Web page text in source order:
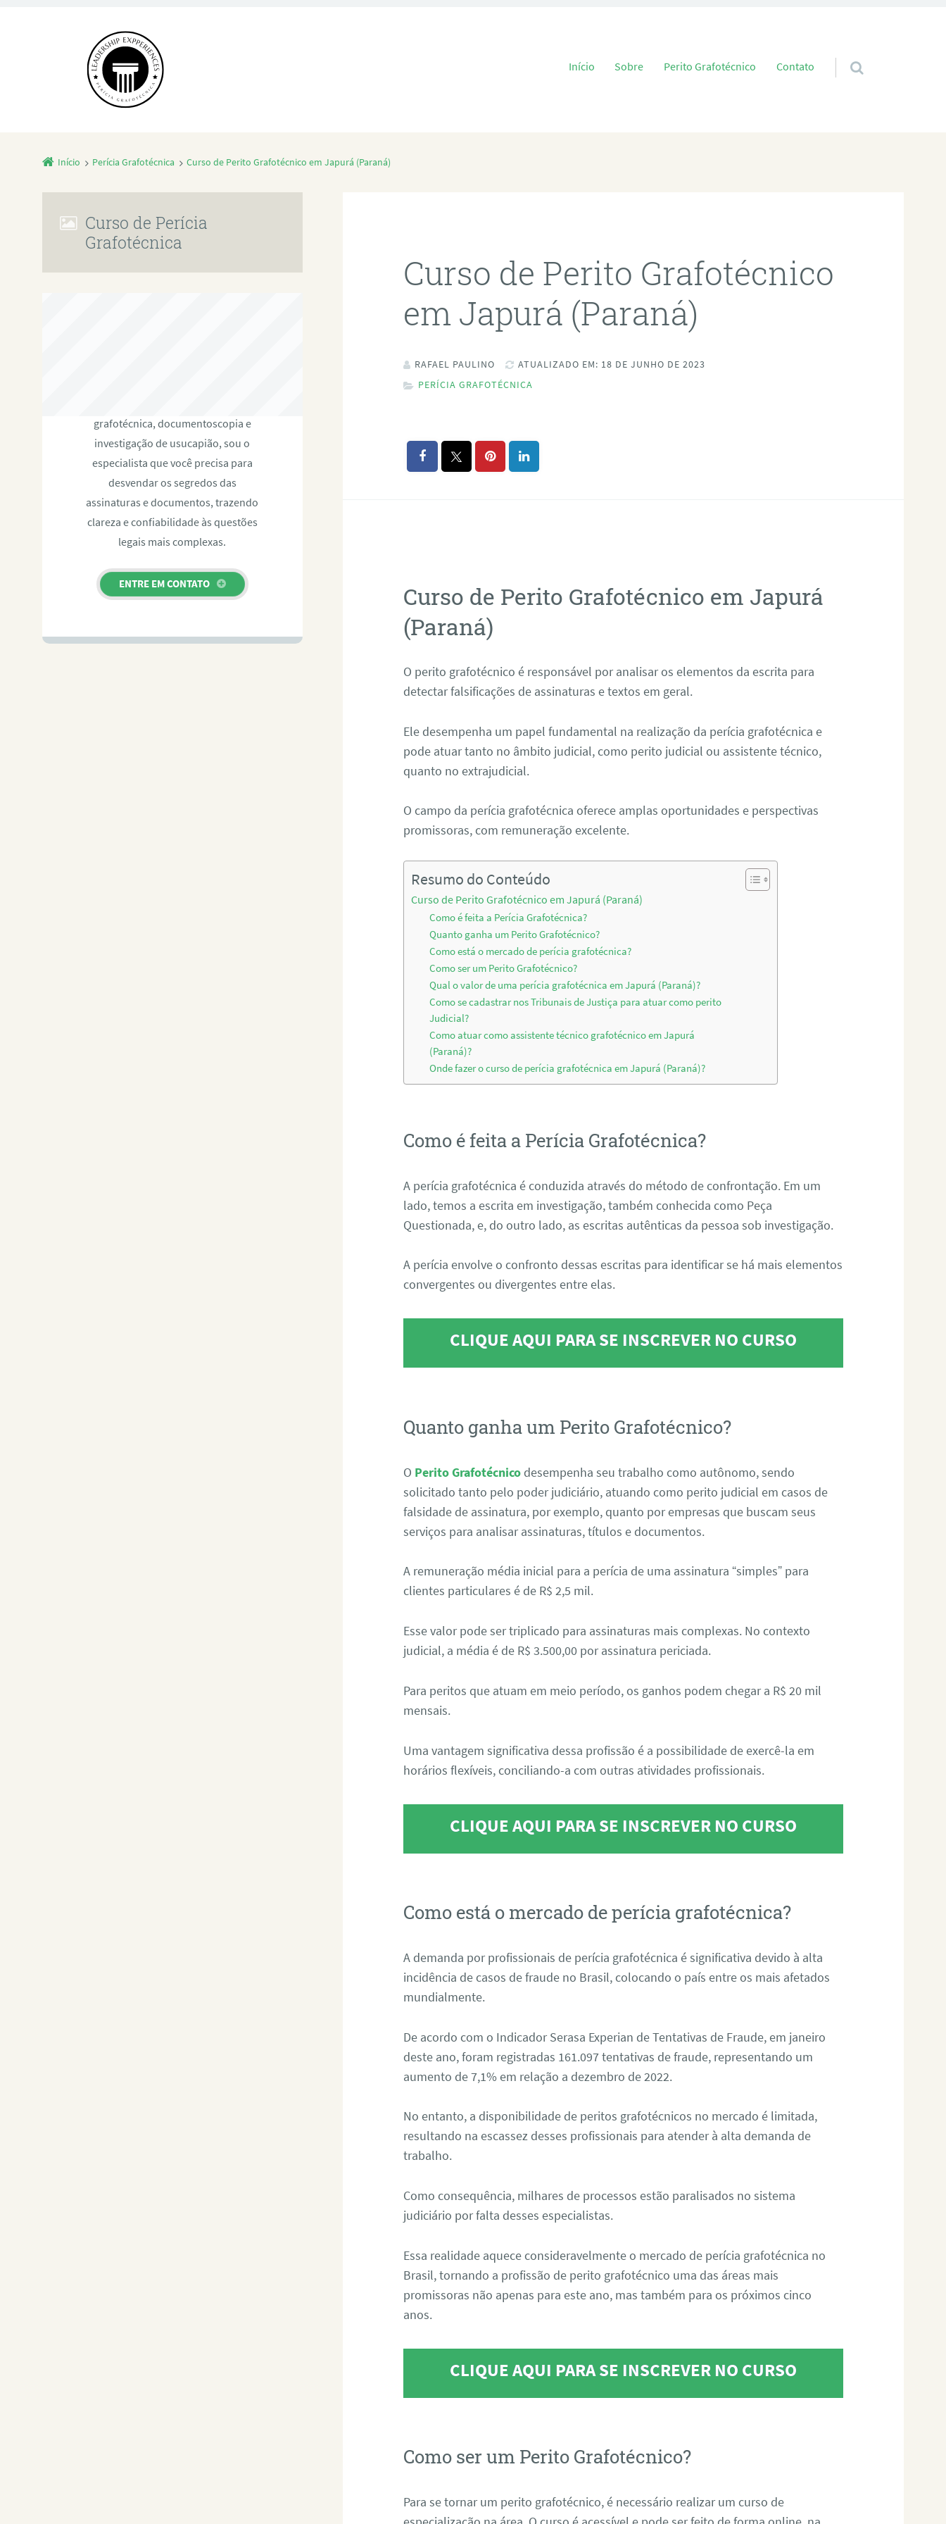
Pular para o conteúdo
Início Sobre Perito Grafotécnico Contato
Início Perícia Grafotécnica Curso de Perito Grafotécnico em Japurá (Paraná)
Curso de Perito Grafotécnico
em Japurá (Paraná)
RAFAEL PAULINO
ATUALIZADO EM: 18 DE JUNHO DE 2023
PERÍCIA GRAFOTÉCNICA
Curso de Perito Grafotécnico em Japurá
(Paraná)
O perito grafotécnico é responsável por analisar os elementos da escrita para
detectar falsificações de assinaturas e textos em geral.
Ele desempenha um papel fundamental na realização da perícia grafotécnica e
pode atuar tanto no âmbito judicial, como perito judicial ou assistente técnico,
quanto no extrajudicial.
O campo da perícia grafotécnica oferece amplas oportunidades e perspectivas
promissoras, com remuneração excelente.
Resumo do Conteúdo
Curso de Perito Grafotécnico em Japurá (Paraná)
Como é feita a Perícia Grafotécnica?
Quanto ganha um Perito Grafotécnico?
Como está o mercado de perícia grafotécnica?
Como ser um Perito Grafotécnico?
Qual o valor de uma perícia grafotécnica em Japurá (Paraná)?
Como se cadastrar nos Tribunais de Justiça para atuar como perito
Judicial?
Como atuar como assistente técnico grafotécnico em Japurá
(Paraná)?
Onde fazer o curso de perícia grafotécnica em Japurá (Paraná)?
Como é feita a Perícia Grafotécnica?
A perícia grafotécnica é conduzida através do método de confrontação. Em um
lado, temos a escrita em investigação, também conhecida como Peça
Questionada, e, do outro lado, as escritas autênticas da pessoa sob investigação.
A perícia envolve o confronto dessas escritas para identificar se há mais elementos
convergentes ou divergentes entre elas.
CLIQUE AQUI PARA SE INSCREVER NO CURSO
Quanto ganha um Perito Grafotécnico?
O Perito Grafotécnico desempenha seu trabalho como autônomo, sendo
solicitado tanto pelo poder judiciário, atuando como perito judicial em casos de
falsidade de assinatura, por exemplo, quanto por empresas que buscam seus
serviços para analisar assinaturas, títulos e documentos.
A remuneração média inicial para a perícia de uma assinatura “simples” para
clientes particulares é de R$ 2,5 mil.
Esse valor pode ser triplicado para assinaturas mais complexas. No contexto
judicial, a média é de R$ 3.500,00 por assinatura periciada.
Para peritos que atuam em meio período, os ganhos podem chegar a R$ 20 mil
mensais.
Uma vantagem significativa dessa profissão é a possibilidade de exercê-la em
horários flexíveis, conciliando-a com outras atividades profissionais.
CLIQUE AQUI PARA SE INSCREVER NO CURSO
Como está o mercado de perícia grafotécnica?
A demanda por profissionais de perícia grafotécnica é significativa devido à alta
incidência de casos de fraude no Brasil, colocando o país entre os mais afetados
mundialmente.
De acordo com o Indicador Serasa Experian de Tentativas de Fraude, em janeiro
deste ano, foram registradas 161.097 tentativas de fraude, representando um
aumento de 7,1% em relação a dezembro de 2022.
No entanto, a disponibilidade de peritos grafotécnicos no mercado é limitada,
resultando na escassez desses profissionais para atender à alta demanda de
trabalho.
Como consequência, milhares de processos estão paralisados no sistema
judiciário por falta desses especialistas.
Essa realidade aquece consideravelmente o mercado de perícia grafotécnica no
Brasil, tornando a profissão de perito grafotécnico uma das áreas mais
promissoras não apenas para este ano, mas também para os próximos cinco
anos.
CLIQUE AQUI PARA SE INSCREVER NO CURSO
Como ser um Perito Grafotécnico?
Para se tornar um perito grafotécnico, é necessário realizar um curso de
Curso de Perícia
Grafotécnica
grafotécnica, documentoscopia e
investigação de usucapião, sou o
especialista que você precisa para
desvendar os segredos das
assinaturas e documentos, trazendo
clareza e confiabilidade às questões
legais mais complexas.
ENTRE EM CONTATO